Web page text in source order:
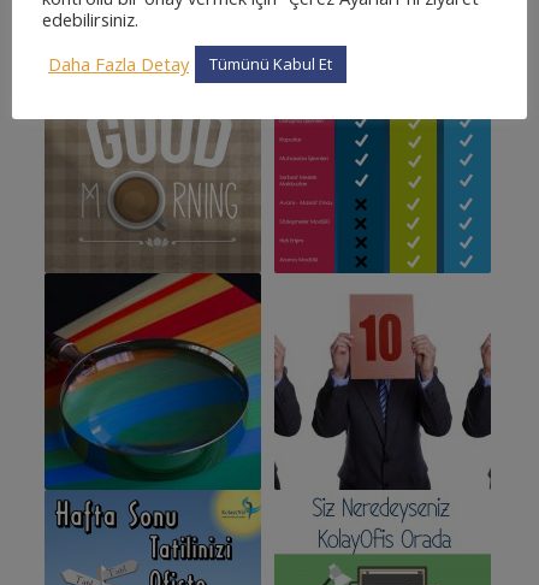
Beğenebilecekleriniz:
edebilirsiniz.
Daha Fazla Detay
Tümünü Kabul Et